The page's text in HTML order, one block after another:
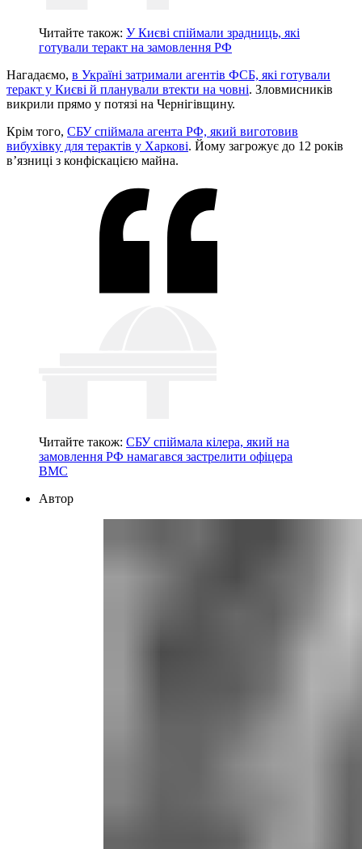
Читайте також: У Києві спіймали зрадниць, які
готували теракт на замовлення РФ
Нагадаємо, в Україні затримали агентів ФСБ, які готували
теракт у Києві й планували втекти на човні. Зловмисників
викрили прямо у потязі на Чернігівщину.
Крім того, СБУ спіймала агента РФ, який виготовив
вибухівку для терактів у Харкові. Йому загрожує до 12 років
в’язниці з конфіскацією майна.
Читайте також: СБУ спіймала кілера, який на
замовлення РФ намагався застрелити офіцера
ВМС
Автор